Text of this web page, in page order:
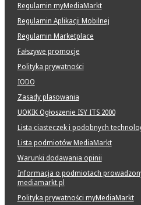
Regulamin myMediaMarkt
Regulamin Aplikacji Mobilnej
Regulamin Marketplace
Fałszywe promocje
Polityka prywatności
IODO
Zasady plasowania
UOKIK Ogłoszenie ISY ITS 2000
Lista ciasteczek i podobnych
Lista podmiotów MediaMarkt
Warunki dodawania opinii
Informacja o podmiotach
mediamarkt.pl
Polityka prywatności myMediaMarkt